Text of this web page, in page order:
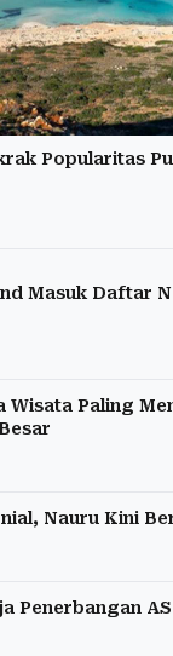
Popularitas
Masuk Daftar
Paling
Nauru Kini
Penerbangan